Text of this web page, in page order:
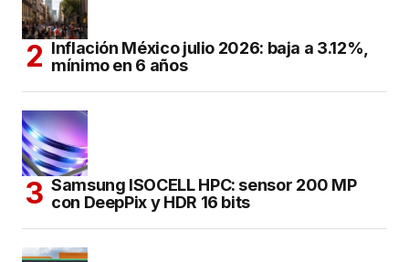
Inflación México julio 2026: baja a 3.12%,
mínimo en 6 años
Samsung ISOCELL HPC: sensor 200 MP
con DeepPix y HDR 16 bits